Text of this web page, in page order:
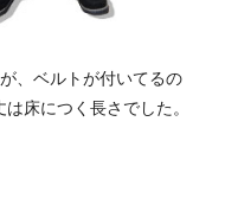
、ベルトが付いてるの
床につく長さでした。